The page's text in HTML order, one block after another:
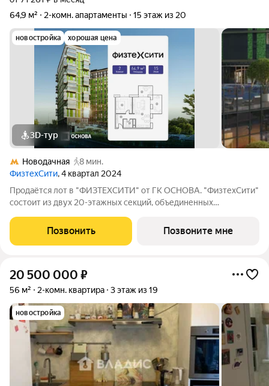
64,9 м²
2-комн. апартаменты 15 этаж из 20
новостройка хорошая цена
3D-тур
Новодачная
8 мин.
ФизтехСити, 4 квартал 2024
Продаётся лот в "ФИЗТЕХСИТИ" от ГК ОСНОВА. "ФизтехСити"
состоит из двух 20-этажных секций, объединенных
панорамным остеклением. В кластере собственный
подземный паркинг и гостевые парковки, на первых
Позвонить Позвоните мне
20 500 000 ₽
56 м² 2-комн. квартира 3 этаж из 19
новостройка